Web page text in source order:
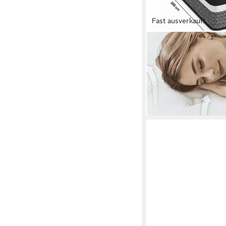
Fast ausverkauft
BEDNEW
Memory-Schaum
160 x 200 x 31 cm B/L/H
296,99 € UVP424,99 €
in 4-5 Werktagen bei dir